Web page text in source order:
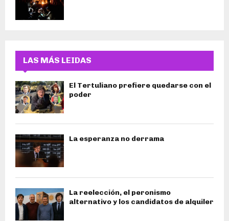
LAS MÁS LEIDAS
El Tertuliano prefiere quedarse con el
poder
La esperanza no derrama
La reelección, el peronismo
alternativo y los candidatos de alquiler